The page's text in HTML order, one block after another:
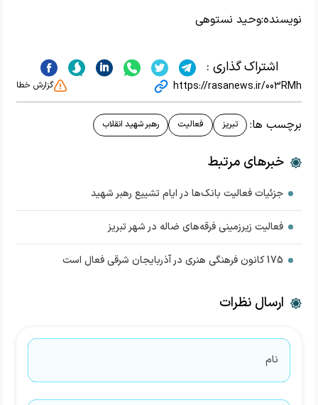
نویسنده:وحید نستوهی
اشتراک گذاری :
https://rasanews.ir/003RMh گزارش خطا
برچسب ها: تبریز فعالیت رهبر شهید انقلاب
خبرهای مرتبط
جزئیات فعالیت بانک‌ها در ایام تشییع رهبر شهید
فعالیت زیرزمینی فرقه‌های ضاله در شهر تبریز
175 کانون فرهنگی هنری در آذربایجان شرقی فعال است
ارسال نظرات